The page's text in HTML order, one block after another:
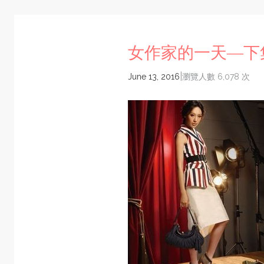
女作家的一天—下
June 13, 2016 瀏覽人數 6,078 次